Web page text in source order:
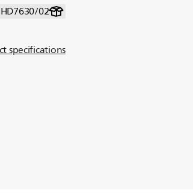
HD7630/02
specifications